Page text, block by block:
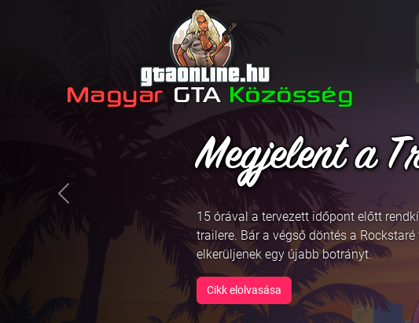
December 5,
A Rockstar Games bejelentette egy
hogy december 5-én, budapesti idő
Auto játék első trailere!
Cikk elolvasása
Previous